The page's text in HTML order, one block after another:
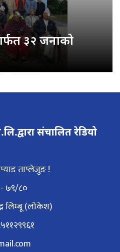
३२ जनाको
संचालित रेडियो
ताप्लेजुङ !
७९/८०
लिम्बू (लोकेश)